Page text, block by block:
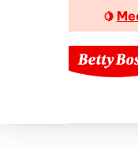
🍋